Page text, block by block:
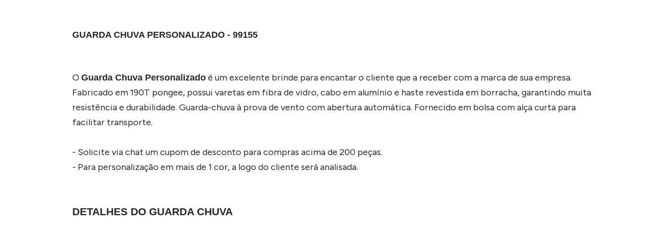
GUARDA CHUVA PERSONALIZADO - 99155
OGuarda Chuva Personalizado é um excelente brinde para encantar o cliente que a receber com a marca de sua empresa.
Fabricado em 190T pongee, possui varetas em fibra de vidro, cabo em alumínio e haste revestida em borracha, garantindo muita
resistência e durabilidade. Guarda-chuva à prova de vento com abertura automática. Fornecido em bolsa com alça curta para
facilitar transporte.
- Solicite via chat um cupom de desconto para compras acima de 200 peças.
- Para personalização em mais de 1 cor, a logo do cliente será analisada.
DETALHES DO GUARDA CHUVA